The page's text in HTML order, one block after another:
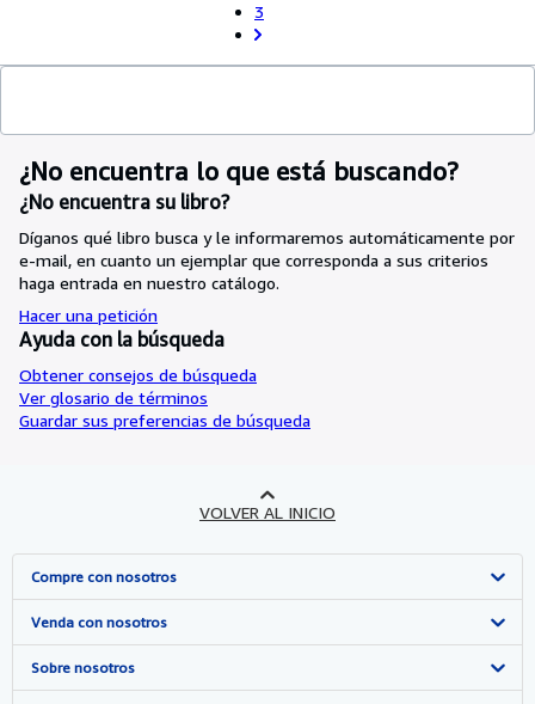
3
¿No encuentra lo que está buscando?
¿No encuentra su libro?
Díganos qué libro busca y le informaremos automáticamente por
e-mail, en cuanto un ejemplar que corresponda a sus criterios
haga entrada en nuestro catálogo.
Hacer una petición
Ayuda con la búsqueda
Obtener consejos de búsqueda
Ver glosario de términos
Guardar sus preferencias de búsqueda
VOLVER AL INICIO
Compre con nosotros
Búsqueda avanzada
Colecciones
Venda con nosotros
Comenzar a vender
Sobre nosotros